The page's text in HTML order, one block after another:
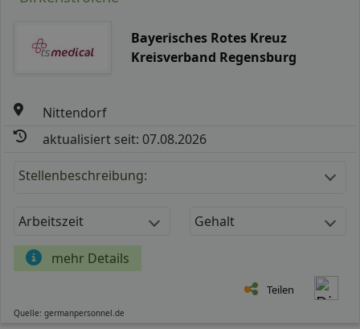
Bayerisches Rotes Kreuz
Kreisverband Regensburg
Nittendorf
aktualisiert seit: 07.08.2026
Stellenbeschreibung:
Arbeitszeit Gehalt
mehr Details
Teilen
Quelle: germanpersonnel.de